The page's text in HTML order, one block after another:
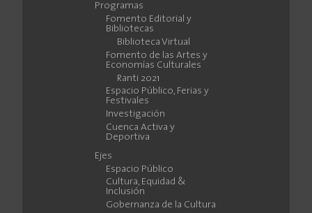
Programas
Fomento Editorial y
Bibliotecas
Biblioteca Virtual
Fomento de las Artes y
Economías Culturales
Ranti 2021
Espacio Público, Ferias y
Festivales
Investigación
Cuenca Activa y
Deportiva
Ejes
Espacio Público
Cultura, Equidad &
Inclusión
Gobernanza de la Cultura